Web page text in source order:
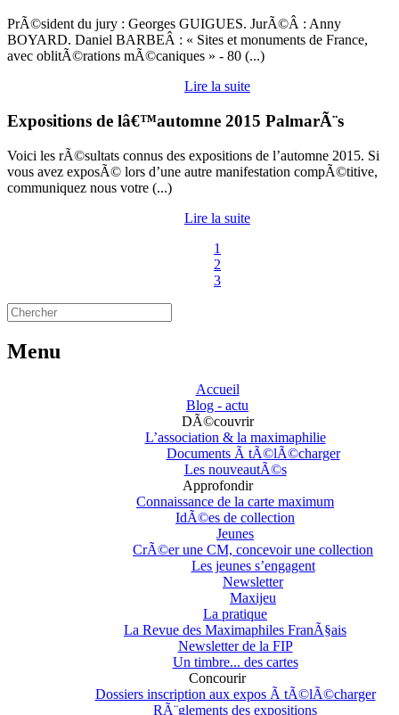
PrÃ©sident du jury : Georges GUIGUES. JurÃ©Â : Anny
BOYARD. Daniel BARBEÂ : « Sites et monuments de France,
avec oblitÃ©rations mÃ©caniques » - 80 (...)
Lire la suite
Expositions de lâ€™automne 2015 PalmarÃ¨s
Voici les rÃ©sultats connus des expositions de l’automne 2015. Si
vous avez exposÃ© lors d’une autre manifestation compÃ©titive,
communiquez nous votre (...)
Lire la suite
1
2
3
Menu
Accueil
Blog - actu
DÃ©couvrir
L’association & la maximaphilie
Documents Ã tÃ©lÃ©charger
Les nouveautÃ©s
Approfondir
Connaissance de la carte maximum
IdÃ©es de collection
Jeunes
CrÃ©er une CM, concevoir une collection
Les jeunes s’engagent
Newsletter
Maxijeu
La pratique
La Revue des Maximaphiles FranÃ§ais
Newsletter de la FIP
Un timbre... des cartes
Concourir
Dossiers inscription aux expos Ã tÃ©lÃ©charger
RÃ¨glements des expositions